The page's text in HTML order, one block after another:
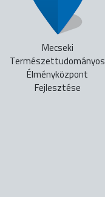
Mecseki
Természettudományos
Élményközpont
Fejlesztése